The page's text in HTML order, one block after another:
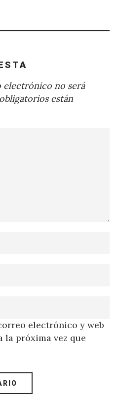
no será
están
electrónico y web
la próxima vez que